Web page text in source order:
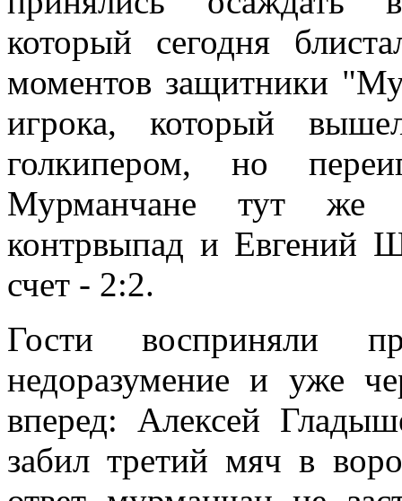
который сегодня
моментов защитники
игрока, который
голкипером, но
Мурманчане тут же
контрвыпад и Евгений
счет - 2:2.
Гости восприняли
недоразумение и уже
вперед: Алексей
забил третий мяч в